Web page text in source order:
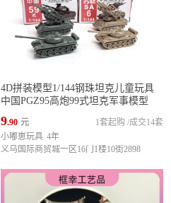
4D拼装模型1/144钢珠坦克儿童玩具
中国PGZ95高炮99式坦克军事模型
9.90 元 成交14套
1套起购 /
小嘟崽玩具 4年
义乌国际商贸城一区16门1楼10街2898